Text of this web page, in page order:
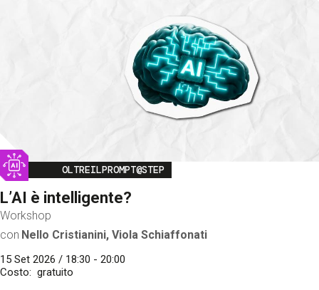
Image
OLTREILPROMPT@STEP
L’AI è intelligente?
Workshop
con Nello Cristianini, Viola Schiaffonati
15 Set 2026 / 18:30 - 20:00
Costo
gratuito